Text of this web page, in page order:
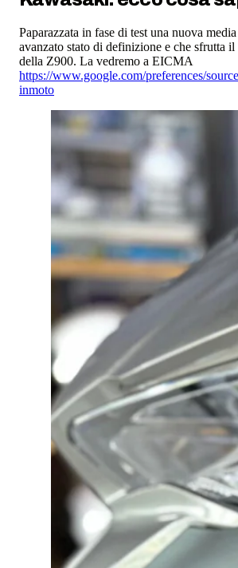
Paparazzata in fase di test una nuova
avanzato stato di definizione e che sfrutta
della Z900. La vedremo a EICMA
https://www.google.com/preferences/
inmoto